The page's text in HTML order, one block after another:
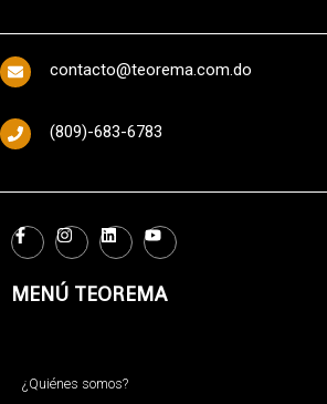
contacto@teorema.com.do
(809)-683-6783
MENÚ TEOREMA
¿Quiénes somos?